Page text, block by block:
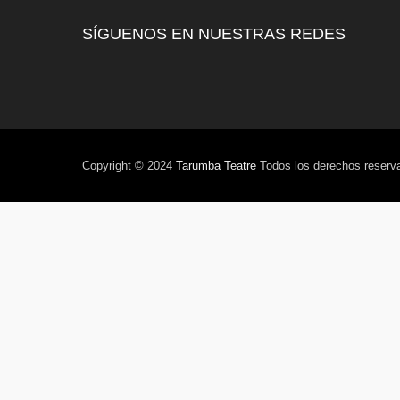
SÍGUENOS EN NUESTRAS REDES
Copyright © 2024 Tarumba Teatre Todos los derechos